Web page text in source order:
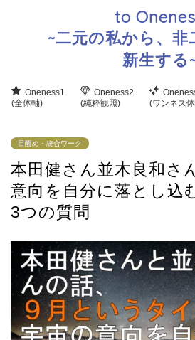
to
~二元の私から、非
新生する
Oneness1
(全体軸)
Oneness2
(純粋観照)
(ワンネス
目醒め・統合ワーク
本田健さん並木良和さ
意向を自分に落とし込
3つの質問